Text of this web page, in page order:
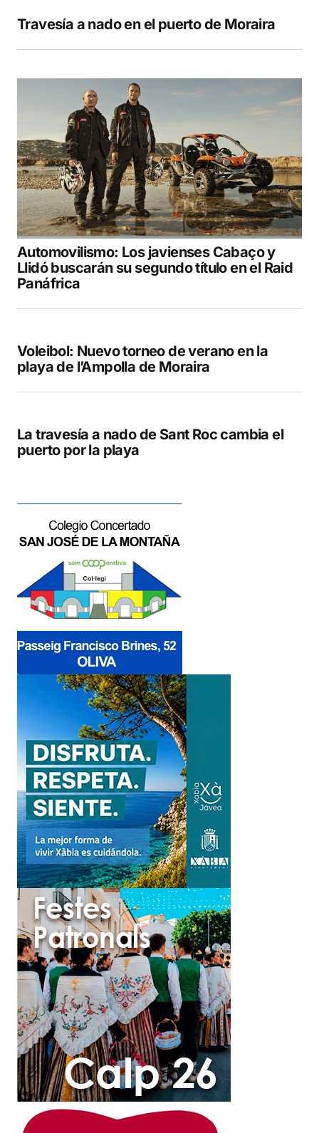
Travesía a nado en el puerto de Moraira
Automovilismo: Los javienses Cabaço y
Llidó buscarán su segundo título en el Raid
Panáfrica
Voleibol: Nuevo torneo de verano en la
playa de l’Ampolla de Moraira
La travesía a nado de Sant Roc cambia el
puerto por la playa